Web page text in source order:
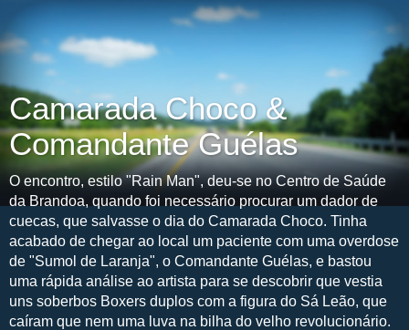
Camarada Choco &
Comandante Guélas
O encontro, estilo "Rain Man", deu-se no Centro de Saúde
da Brandoa, quando foi necessário procurar um dador de
cuecas, que salvasse o dia do Camarada Choco. Tinha
acabado de chegar ao local um paciente com uma overdose
de "Sumol de Laranja", o Comandante Guélas, e bastou
uma rápida análise ao artista para se descobrir que vestia
uns soberbos Boxers duplos com a figura do Sá Leão, que
caíram que nem uma luva na bilha do velho revolucionário.